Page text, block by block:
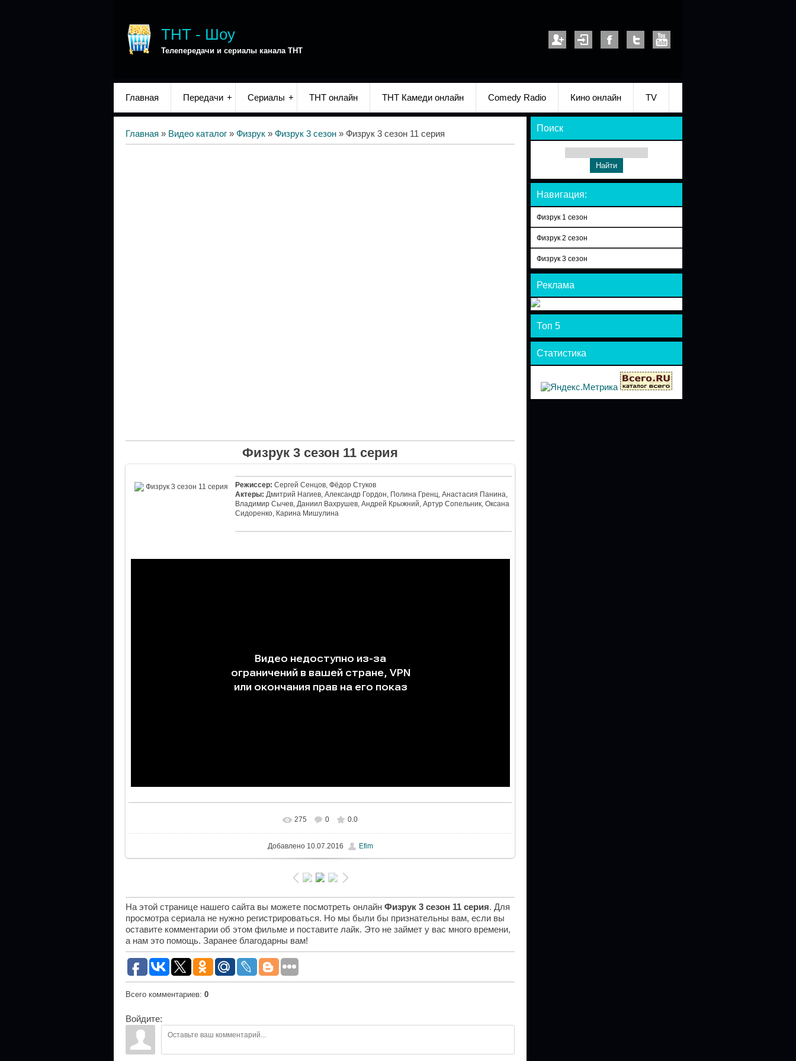
ТНТ - Шоу
Телепередачи и сериалы канала ТНТ
Главная Передачи Сериалы ТНТ онлайн ТНТ Камеди онлайн Comedy Radio Кино онлайн TV
Главная » Видео каталог » Физрук » Физрук 3 сезон » Физрук 3 сезон 11 серия
Физрук 3 сезон 11 серия
Режиссер: Сергей Сенцов, Фёдор Стуков
Актеры: Дмитрий Нагиев, Александр Гордон, Полина Гренц, Анастасия Панина,
Владимир Сычев, Даниил Вахрушев, Андрей Крыжний, Артур Сопельник, Оксана
Сидоренко, Карина Мишулина
275 0 0.0
Добавлено10.07.2016 Efim
На этой странице нашего сайта вы можете посмотреть онлайн Физрук 3 сезон 11 серия. Для
просмотра сериала не нужно регистрироваться. Но мы были бы признательны вам, если вы
оставите комментарии об этом фильме и поставите лайк. Это не займет у вас много времени,
а нам это помощь. Заранее благодарны вам!
Всего комментариев: 0
Войдите:
Поиск
Навигация:
Физрук 1 сезон
Физрук 2 сезон
Физрук 3 сезон
Реклама
Топ 5
Статистика